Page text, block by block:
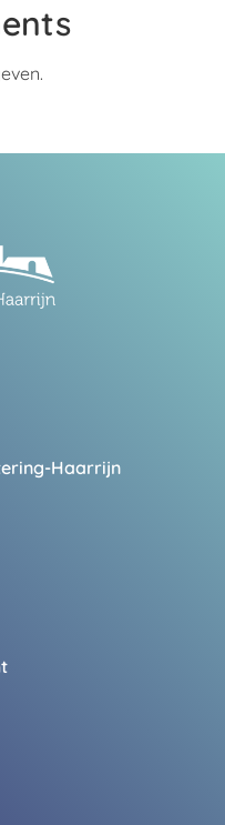
Haarrijn